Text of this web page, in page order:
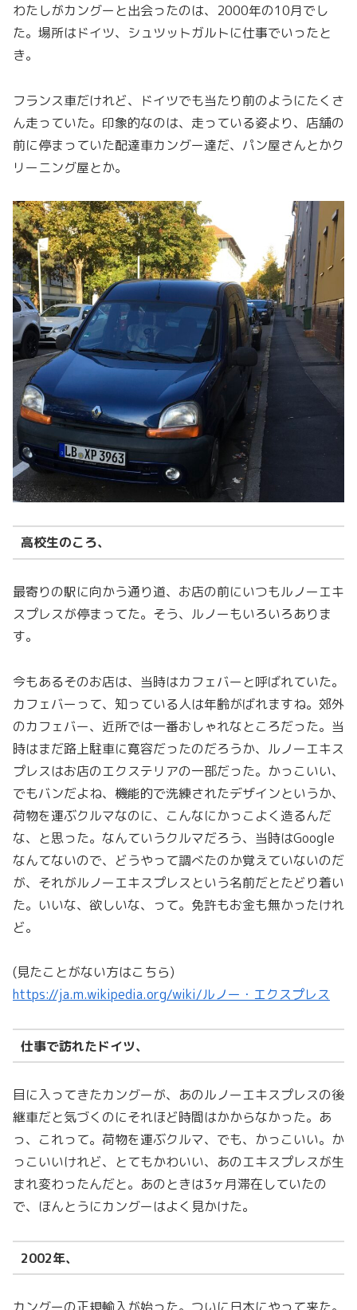
わたしがカングーと出会ったのは、2000年の10月でし
た。場所はドイツ、シュツットガルトに仕事でいったと
き。
フランス車だけれど、ドイツでも当たり前のようにたくさ
ん走っていた。印象的なのは、走っている姿より、店舗の
前に停まっていた配達車カングー達だ、パン屋さんとかク
リーニング屋とか。
高校生のころ、
最寄りの駅に向かう通り道、お店の前にいつもルノーエキ
スプレスが停まってた。そう、ルノーもいろいろありま
す。
今もあるそのお店は、当時はカフェバーと呼ばれていた。
カフェバーって、知っている人は年齢がばれますね。郊外
のカフェバー、近所では一番おしゃれなところだった。当
時はまだ路上駐車に寛容だったのだろうか、ルノーエキス
プレスはお店のエクステリアの一部だった。かっこいい、
でもバンだよね、機能的で洗練されたデザインというか、
荷物を運ぶクルマなのに、こんなにかっこよく造るんだ
な、と思った。なんていうクルマだろう、当時はGoogle
なんてないので、どうやって調べたのか覚えていないのだ
が、それがルノーエキスプレスという名前だとたどり着い
た。いいな、欲しいな、って。免許もお金も無かったけれ
ど。
(見たことがない方はこちら)
https://ja.m.wikipedia.org/wiki/ルノー・エクスプレス
仕事で訪れたドイツ、
目に入ってきたカングーが、あのルノーエキスプレスの後
継車だと気づくのにそれほど時間はかからなかった。あ
っ、これって。荷物を運ぶクルマ、でも、かっこいい。か
っこいいけれど、とてもかわいい、あのエキスプレスが生
まれ変わったんだと。あのときは3ヶ月滞在していたの
で、ほんとうにカングーはよく見かけた。
2002年、